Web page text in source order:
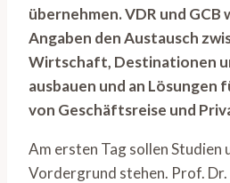
übernehmen. VDR und GCB
Angaben den Austausch
Wirtschaft, Destinationen
ausbauen und an Lösungen
von Geschäftsreise und
Am ersten Tag sollen Studien
Vordergrund stehen. Prof.